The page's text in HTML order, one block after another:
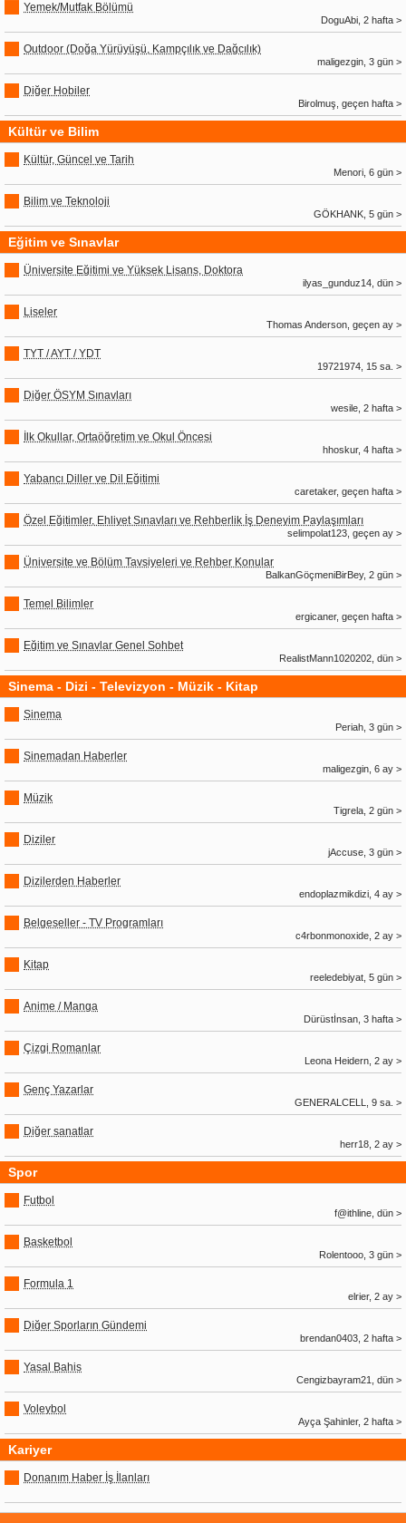
Yemek/Mutfak Bölümü
DoguAbi, 2 hafta >
Outdoor (Doğa Yürüyüşü, Kampçılık ve Dağcılık)
maligezgin, 3 gün >
Diğer Hobiler
Birolmuş, geçen hafta >
Kültür ve Bilim
Kültür, Güncel ve Tarih
Menori, 6 gün >
Bilim ve Teknoloji
GÖKHANK, 5 gün >
Eğitim ve Sınavlar
Üniversite Eğitimi ve Yüksek Lisans, Doktora
ilyas_gunduz14, dün >
Liseler
Thomas Anderson, geçen ay >
TYT / AYT / YDT
19721974, 15 sa. >
Diğer ÖSYM Sınavları
wesile, 2 hafta >
İlk Okullar, Ortaöğretim ve Okul Öncesi
hhoskur, 4 hafta >
Yabancı Diller ve Dil Eğitimi
caretaker, geçen hafta >
Özel Eğitimler, Ehliyet Sınavları ve Rehberlik İş Deneyim Paylaşımları
selimpolat123, geçen ay >
Üniversite ve Bölüm Tavsiyeleri ve Rehber Konular
BalkanGöçmeniBirBey, 2 gün >
Temel Bilimler
ergicaner, geçen hafta >
Eğitim ve Sınavlar Genel Sohbet
RealistMann1020202, dün >
Sinema - Dizi - Televizyon - Müzik - Kitap
Sinema
Periah, 3 gün >
Sinemadan Haberler
maligezgin, 6 ay >
Müzik
Tigrela, 2 gün >
Diziler
jAccuse, 3 gün >
Dizilerden Haberler
endoplazmikdizi, 4 ay >
Belgeseller - TV Programları
c4rbonmonoxide, 2 ay >
Kitap
reeledebiyat, 5 gün >
Anime / Manga
Dürüstİnsan, 3 hafta >
Çizgi Romanlar
Leona Heidern, 2 ay >
Genç Yazarlar
GENERALCELL, 9 sa. >
Diğer sanatlar
herr18, 2 ay >
Spor
Futbol
f@ithline, dün >
Basketbol
Rolentooo, 3 gün >
Formula 1
elrier, 2 ay >
Diğer Sporların Gündemi
brendan0403, 2 hafta >
Yasal Bahis
Cengizbayram21, dün >
Voleybol
Ayça Şahinler, 2 hafta >
Kariyer
Donanım Haber İş İlanları